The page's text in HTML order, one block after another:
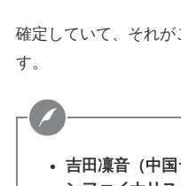
確定していて、それが
す。
吉田凜音（中